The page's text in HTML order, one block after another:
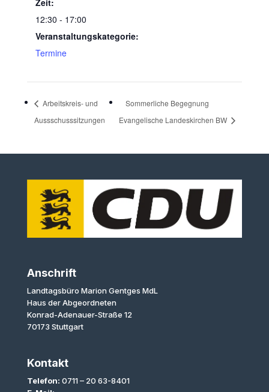
Zeit:
12:30 - 17:00
Veranstaltungskategorie:
Termine
Arbeitskreis- und
Aussschusssitzungen
Sommerliche Begegnung
Evangelische Landeskirchen BW
Anschrift
Landtagsbüro Marion Gentges MdL
Haus der Abgeordneten
Konrad-Adenauer-Straße 12
70173 Stuttgart
Kontakt
Telefon: 0711 – 20 63-8401